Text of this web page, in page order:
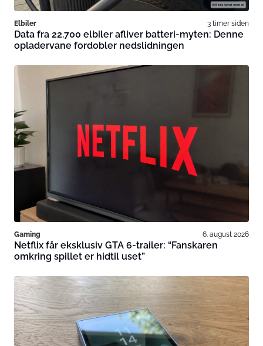
Elbiler 3 timer siden
Data fra 22.700 elbiler afliver batteri-myten: Denne
opladervane fordobler nedslidningen
Gaming 6. august 2026
Netflix får eksklusiv GTA 6-trailer: “Fanskaren
omkring spillet er hidtil uset”